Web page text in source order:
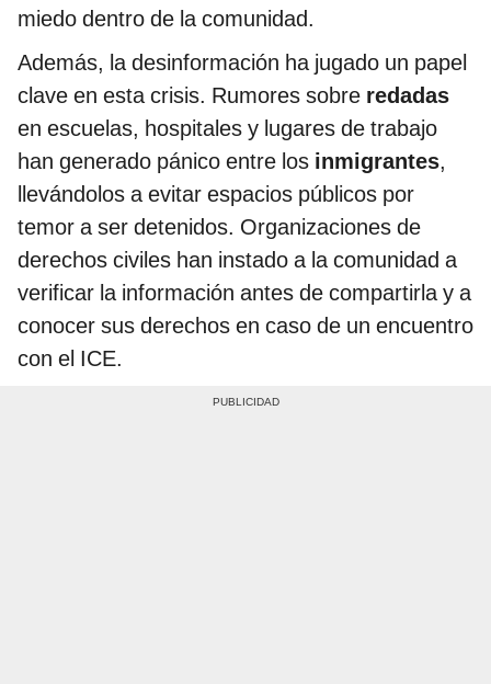
miedo dentro de la comunidad.
Además, la desinformación ha jugado un papel
clave en esta crisis. Rumores sobre redadas
en escuelas, hospitales y lugares de trabajo
han generado pánico entre los inmigrantes,
llevándolos a evitar espacios públicos por
temor a ser detenidos. Organizaciones de
derechos civiles han instado a la comunidad a
verificar la información antes de compartirla y a
conocer sus derechos en caso de un encuentro
con el ICE.